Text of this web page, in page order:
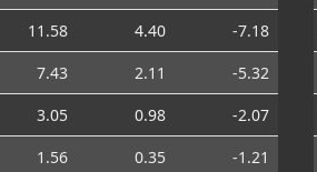
11.58 4.40
-7.18
7.43 2.11
-5.32
3.05 0.98
-2.07
1.56 0.35 -1.21